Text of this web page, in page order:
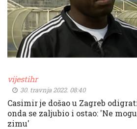
vijestihr
30. travnja 2022. 08:40
Casimir je došao u Zagreb
onda se zaljubio i ostao: 'Ne
zimu'